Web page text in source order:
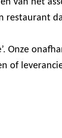
van het
restaurant
Onze
of